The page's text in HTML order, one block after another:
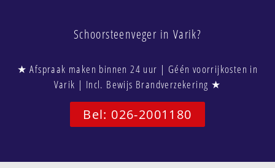
Schoorsteenveger in Varik?
★ Afspraak maken binnen 24 uur | Géén voorrijkosten in
Varik | Incl. Bewijs Brandverzekering ★
Bel: 026-2001180